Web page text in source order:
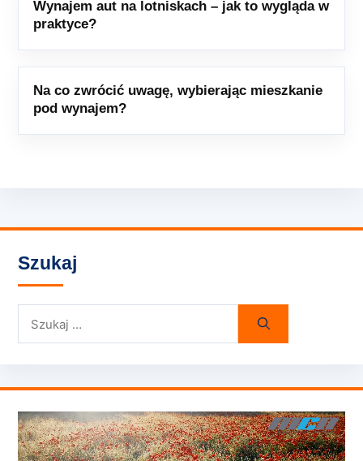
Wynajem aut na lotniskach – jak to wygląda w
praktyce?
Na co zwrócić uwagę, wybierając mieszkanie
pod wynajem?
Szukaj